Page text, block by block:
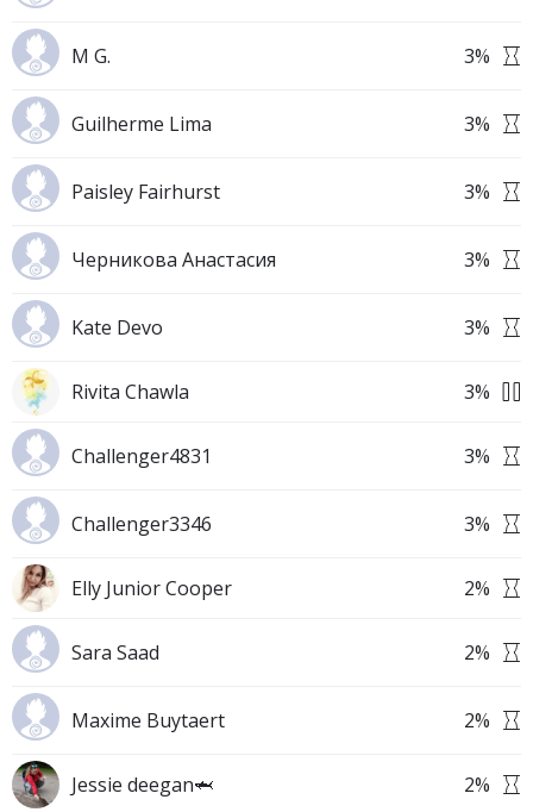
M G. 3%
Guilherme Lima 3%
Paisley Fairhurst 3%
Черникова Анастасия 3%
Kate Devo 3%
Rivita Chawla 3%
Challenger4831 3%
Challenger3346 3%
Elly Junior Cooper 2%
Sara Saad 2%
Maxime Buytaert 2%
Jessie deegan🦈 2%